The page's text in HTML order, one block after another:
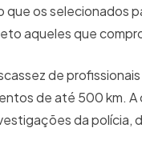
que os selecionados
aqueles que
de
de até 500 km.
da polícia,